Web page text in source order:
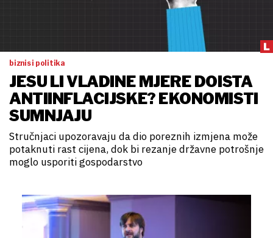
biznis i politika
JESU LI VLADINE MJERE DOISTA
ANTIINFLACIJSKE? EKONOMISTI
SUMNJAJU
Stručnjaci upozoravaju da dio poreznih izmjena može
potaknuti rast cijena, dok bi rezanje državne potrošnje
moglo usporiti gospodarstvo